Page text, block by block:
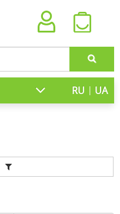
RU | UA